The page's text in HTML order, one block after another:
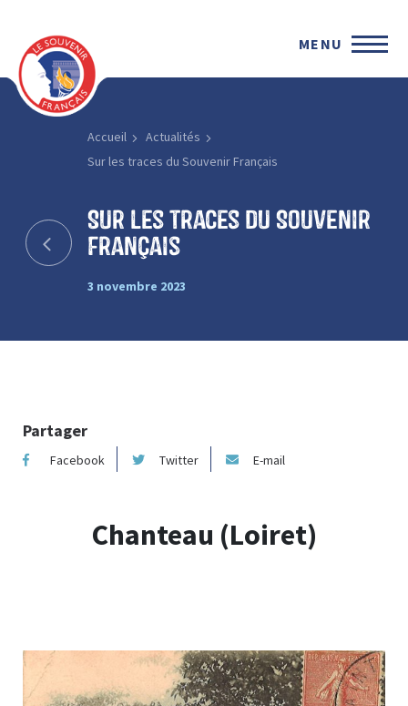
MENU
Accueil
Actualités
Sur les traces du Souvenir Français
Sur les traces du Souvenir
Français
3 novembre 2023
Partager
Facebook Twitter E-mail
Chanteau (Loiret)